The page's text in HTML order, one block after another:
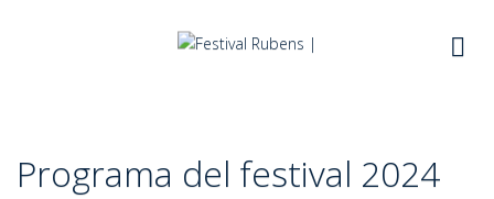
Programa del festival 2024